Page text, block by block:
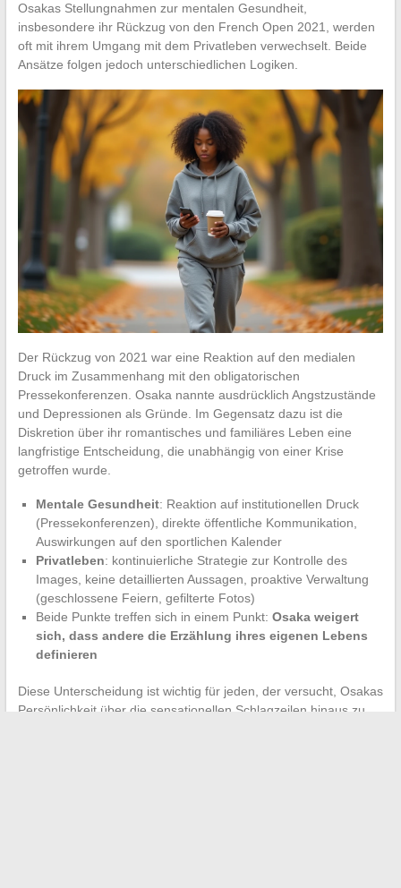
Osakas Stellungnahmen zur mentalen Gesundheit,
insbesondere ihr Rückzug von den French Open 2021, werden
oft mit ihrem Umgang mit dem Privatleben verwechselt. Beide
Ansätze folgen jedoch unterschiedlichen Logiken.
Der Rückzug von 2021 war eine Reaktion auf den medialen
Druck im Zusammenhang mit den obligatorischen
Pressekonferenzen. Osaka nannte ausdrücklich Angstzustände
und Depressionen als Gründe. Im Gegensatz dazu ist die
Diskretion über ihr romantisches und familiäres Leben eine
langfristige Entscheidung, die unabhängig von einer Krise
getroffen wurde.
Mentale Gesundheit: Reaktion auf institutionellen Druck
(Pressekonferenzen), direkte öffentliche Kommunikation,
Auswirkungen auf den sportlichen Kalender
Privatleben: kontinuierliche Strategie zur Kontrolle des
Images, keine detaillierten Aussagen, proaktive Verwaltung
(geschlossene Feiern, gefilterte Fotos)
Beide Punkte treffen sich in einem Punkt: Osaka weigert
sich, dass andere die Erzählung ihres eigenen Lebens
definieren
Diese Unterscheidung ist wichtig für jeden, der versucht, Osakas
Persönlichkeit über die sensationellen Schlagzeilen hinaus zu